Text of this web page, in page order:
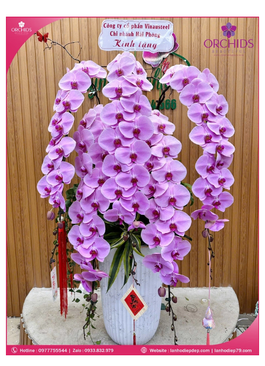
• Giá trên được miễn ship giao trong nội thành,
miễn phí in thiệp - banner theo yêu cầu khách
hàng.
• Beautiful Orchids liên kết với các cửa hàng
trên toàn quốc để phục vụ giao hoa tận nơi, mỗi
khu vực sẽ có mức giá khác nhau (tùy vào chi
phí mặt bằng, nguyên vật liệu,..) nên giá có thể sẽ
thay đổi so với giá niêm yết trên website. Khách
hàng ở Tỉnh thành khác vui lòng chủ động hỏi lại
giá trước khi đặt hàng, shop sẽ chủ động báo giá
chính xác khi có địa chỉ giao hàng cụ thể.